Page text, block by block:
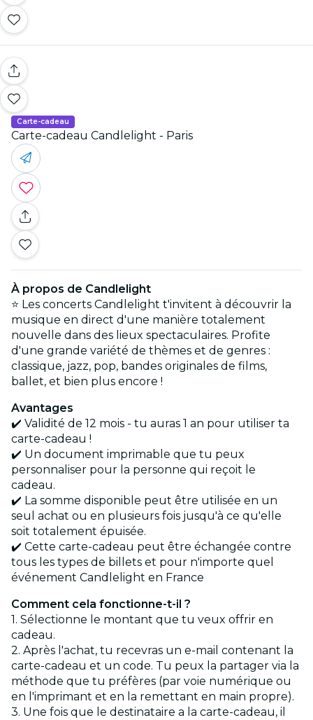
Carte-cadeau
Carte-cadeau Candlelight - Paris
À propos de Candlelight
⭐ Les concerts Candlelight t'invitent à découvrir la
musique en direct d'une manière totalement
nouvelle dans des lieux spectaculaires. Profite
d'une grande variété de thèmes et de genres :
classique, jazz, pop, bandes originales de films,
ballet, et bien plus encore !
Avantages
✔️ Validité de 12 mois - tu auras 1 an pour utiliser ta
carte-cadeau !
✔️ Un document imprimable que tu peux
personnaliser pour la personne qui reçoit le
cadeau.
✔️ La somme disponible peut être utilisée en un
seul achat ou en plusieurs fois jusqu'à ce qu'elle
soit totalement épuisée.
✔️ Cette carte-cadeau peut être échangée contre
tous les types de billets et pour n'importe quel
événement Candlelight en France
Comment cela fonctionne-t-il ?
1. Sélectionne le montant que tu veux offrir en
cadeau.
2. Après l'achat, tu recevras un e-mail contenant la
carte-cadeau et un code. Tu peux la partager via la
méthode que tu préfères (par voie numérique ou
en l'imprimant et en la remettant en main propre).
3. Une fois que le destinataire a la carte-cadeau, il